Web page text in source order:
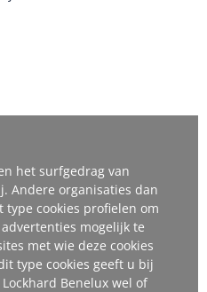
het surfgedrag van
Andere organisaties dan
cookies profielen om
mogelijk te
met wie deze cookies
type cookies geeft u bij
Benelux wel of